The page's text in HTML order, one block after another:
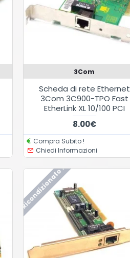
3Com
Scheda di rete Ethernet
3Com 3C900-TPO Fast
EtherLink XL 10/100 PCI
8.00€
Compra Subito !
Chiedi Informazioni
Ricondizionato !